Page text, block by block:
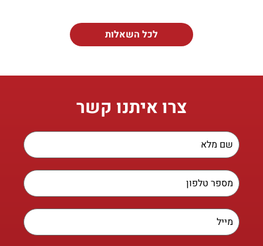
לכל השאלות
צרו איתנו קשר